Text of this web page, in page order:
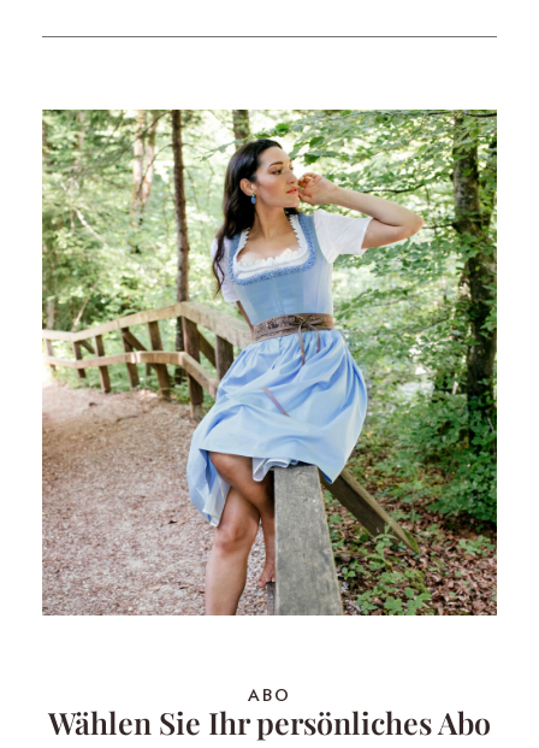
ABO
Wählen Sie Ihr persönliches Abo